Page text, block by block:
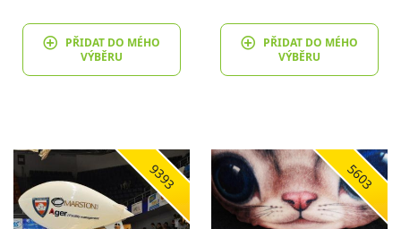
PŘIDAT DO MÉHO
VÝBĚRU
PŘIDAT DO MÉHO
VÝBĚRU
9393 5603